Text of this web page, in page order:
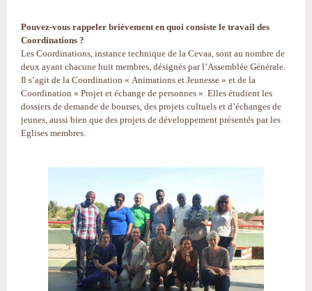
Pouvez-vous rappeler brièvement en quoi consiste le travail des
Coordinations ?
Les Coordinations, instance technique de la Cevaa, sont au nombre de
deux ayant chacune huit membres, désignés par l’Assemblée Générale.
Il s’agit de la Coordination « Animations et Jeunesse » et de la
Coordination « Projet et échange de personnes ». Elles étudient les
dossiers de demande de bourses, des projets cultuels et d’échanges de
jeunes, aussi bien que des projets de développement présentés par les
Eglises membres.